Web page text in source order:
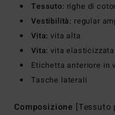
Tessuto: righe di
Vestibilità: regular
Vita:vita alta
Vita:vita elasticizzata
Etichetta anteriore in
Tasche laterali
Composizione [Tessuto